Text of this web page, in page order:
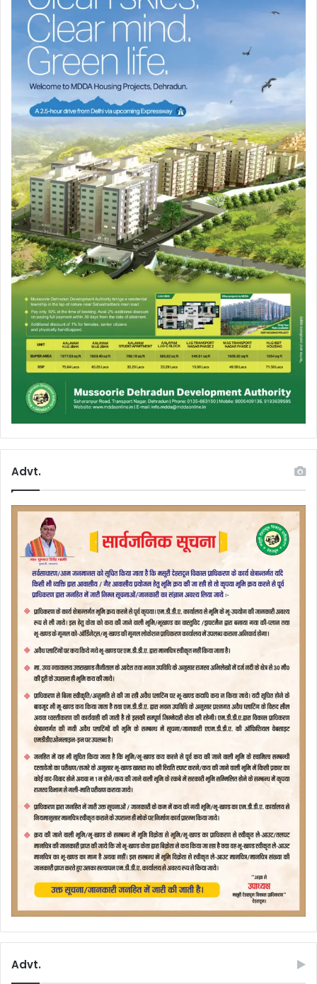
Advt.
Advt.